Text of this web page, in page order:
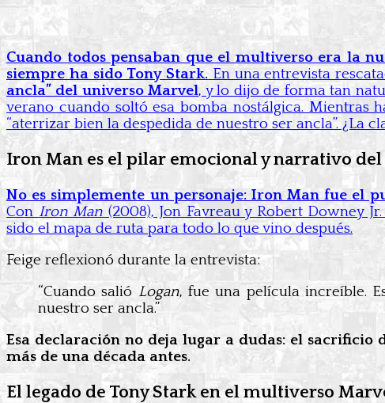
Cuando todos pensaban que el multiverso era la
siempre ha sido Tony Stark. En una entrevista
ancla” del universo Marvel, y lo dijo de forma tan
verano cuando soltó esa bomba nostálgica.
“aterrizar bien la despedida de nuestro ser ancla”. ¿La
Iron Man es el pilar emocional y narrativo del
No es simplemente un personaje: Iron Man fue el
Con Iron Man (2008), Jon Favreau y Robert Downey
sido el mapa de ruta para todo lo que vino después.
Feige reflexionó durante la entrevista:
“Cuando salió Logan, fue una película increíble.
nuestro ser ancla.”
Esa declaración no deja lugar a dudas: el sacrificio
más de una década antes.
El legado de Tony Stark en el multiverso